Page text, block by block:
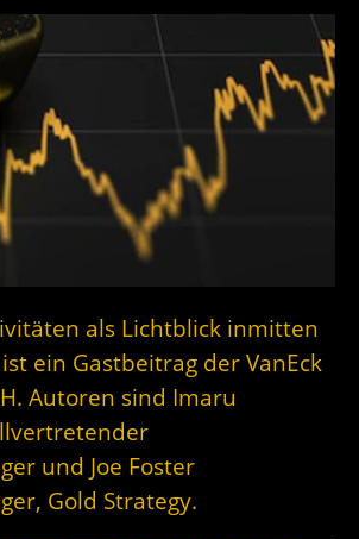
als Lichtblick inmitten
ist ein Gastbeitrag der VanEck
H. Autoren sind Imaru
und Joe Foster
Gold Strategy.